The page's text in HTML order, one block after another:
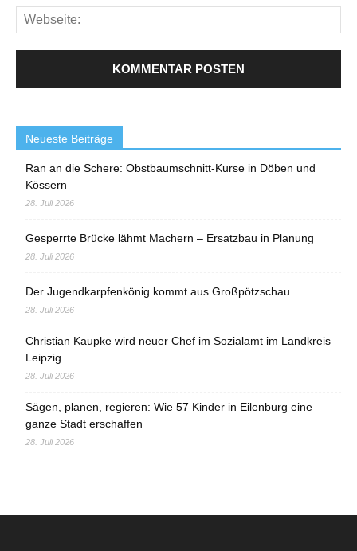
Neueste Beiträge
Ran an die Schere: Obstbaumschnitt-Kurse in Döben und
Kössern
28. Juli 2026
Gesperrte Brücke lähmt Machern – Ersatzbau in Planung
28. Juli 2026
Der Jugendkarpfenkönig kommt aus Großpötzschau
28. Juli 2026
Christian Kaupke wird neuer Chef im Sozialamt im Landkreis
Leipzig
28. Juli 2026
Sägen, planen, regieren: Wie 57 Kinder in Eilenburg eine
ganze Stadt erschaffen
28. Juli 2026